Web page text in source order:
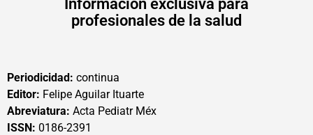
Información exclusiva para
profesionales de la salud
Periodicidad: continua
Editor: Felipe Aguilar Ituarte
Abreviatura: Acta Pediatr Méx
ISSN: 0186-2391